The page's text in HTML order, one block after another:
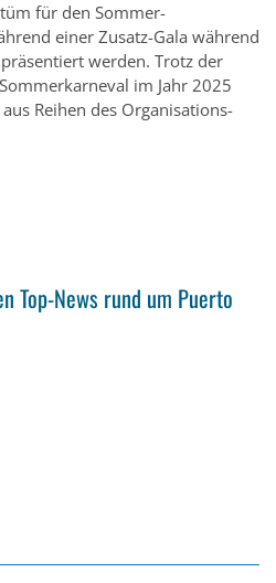
für den Sommer-
einer Zusatz-Gala während
werden. Trotz der
im Jahr 2025
Reihen des Organisations-
Top-News rund um Puerto